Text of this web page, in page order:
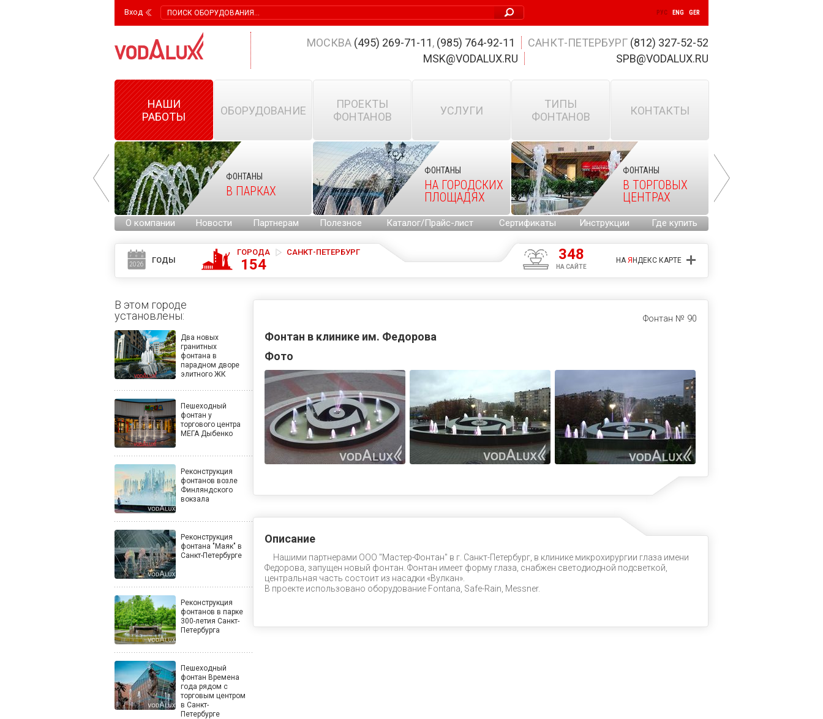
Вход РУС ENG GER
МОСКВА (495) 269-71-11, (985) 764-92-11 САНКТ-ПЕТЕРБУРГ (812) 327-52-52
MSK@VODALUX.RU
SPB@VODALUX.RU
НАШИ
РАБОТЫ
ОБОРУДОВАНИЕ
ПРОЕКТЫ
ФОНТАНОВ
УСЛУГИ
ТИПЫ
ФОНТАНОВ
КОНТАКТЫ
НА ГОРОДСКИХ
ФОНТАНЫ
В ПАРКАХ
ФОНТАНЫ
НА ГОРОДСКИХ
ПЛОЩАДЯХ
ФОНТАНЫ
В ТОРГОВЫХ
ЦЕНТРАХ
О компании Новости Партнерам Полезное Каталог/Прайс-лист Сертификаты Инструкции Где купить
2026 ГОДЫ
ГОРОДА
154
САНКТ-ПЕТЕРБУРГ 348
НА САЙТЕ
НАЯ НДЕКС КАРТЕ
Фонтан № 90
Фонтан в клинике им. Федорова
Фото
Описание
Нашими партнерами ООО "Мастер-Фонтан" в г. Санкт-Петербург, в клинике микрохирургии глаза имени
Федорова, запущен новый фонтан. Фонтан имеет форму глаза, снабжен светодиодной подсветкой,
центральная часть состоит из насадки «Вулкан».
В проекте использовано оборудование Fontana, Safe-Rain, Messner.
В этом городе
установлены:
Два новых
гранитных
фонтана в
парадном дворе
элитного ЖК
Пешеходный
фонтан у
торгового центра
МЕГА Дыбенко
Реконструкция
фонтанов возле
Финляндского
вокзала
Реконструкция
фонтана "Маяк" в
Санкт-Петербурге
Реконструкция
фонтанов в парке
300-летия Санкт-
Петербурга
Пешеходный
фонтан Времена
года рядом с
торговым центром
в Санкт-
Петербурге